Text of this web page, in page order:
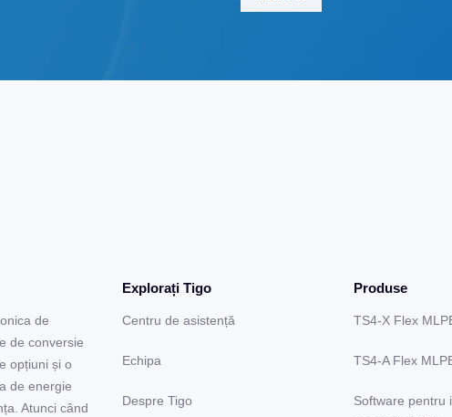
de
de conversie
opțiuni și o
de energie
Atunci când
Explorați Tigo
Centru de asistență
Echipa
Despre Tigo
Produse
TS4-X Flex
TS4-A Flex
Software pentru